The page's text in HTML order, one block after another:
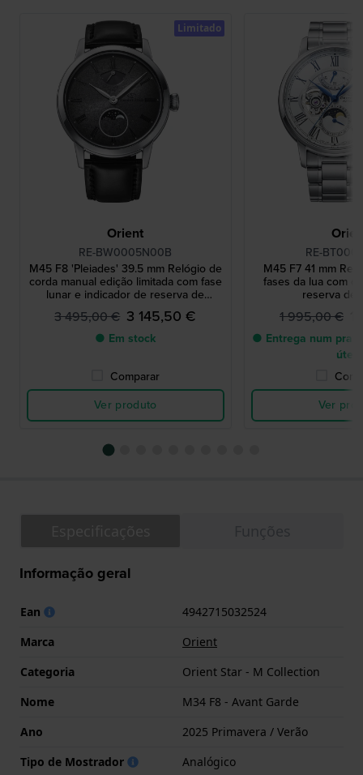
Orient
RE-BW0005N00B
M45 F8 'Pleiades' 39.5 mm Relógio de
corda manual edição limitada com fase
lunar e indicador de reserva de
marcha.
3 495,00 € 3 145,50 €
● Em stock
Comparar
Ver produto
Limitado
RE-
M45 F7 41 mm
fases da lua com
reserva de
1 995,00 €
● Entrega num
úteis
Ver
Informação geral
Ean
4942715032524
Marca
Orient
Categoria
Orient Star - M Collection
Nome
M34 F8 - Avant Garde
Ano
2025 Primavera / Verão
Tipo de Mostrador
Analógico